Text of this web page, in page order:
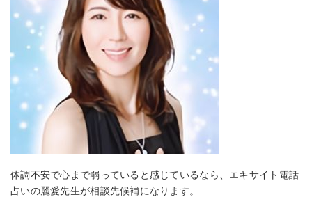
体調不安で心まで弱っていると感じているなら、エキサイト電話
占いの麗愛先生が相談先候補になります。